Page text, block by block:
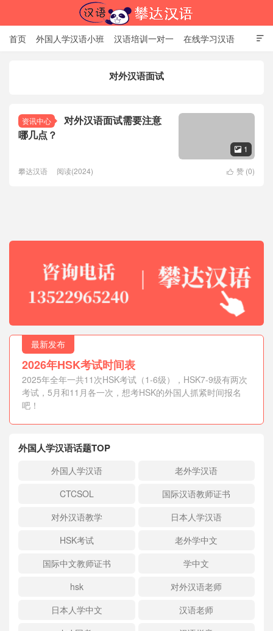

首页 外国人学汉语小班 汉语培训一对一 在线学习汉语
对外汉语面试
资讯中心
对外汉语面试需要注意
哪几点？
 1
 赞 (0)
攀达汉语 阅读(2024)
最新发布
2026年HSK考试时间表
2025年全年一共11次HSK考试（1-6级），HSK7-9级有两次
考试，5月和11月各一次，想考HSK的外国人抓紧时间报名
吧！
外国人学汉语话题TOP
外国人学汉语
老外学汉语
CTCSOL
国际汉语教师证书
对外汉语教学
日本人学汉语
HSK考试
老外学中文
国际中文教师证书
学中文
hsk
对外汉语老师
日本人学中文
汉语老师